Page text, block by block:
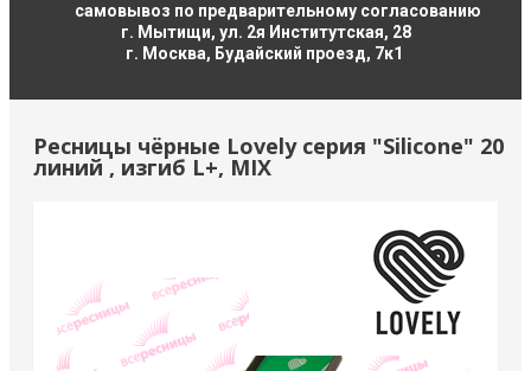
самовывоз по предварительному согласованию
г. Мытищи, ул. 2я Институтская, 28
г. Москва, Будайский проезд, 7к1
Ресницы чёрные Lovely серия "Silicone" 20
линий , изгиб L+, MIX